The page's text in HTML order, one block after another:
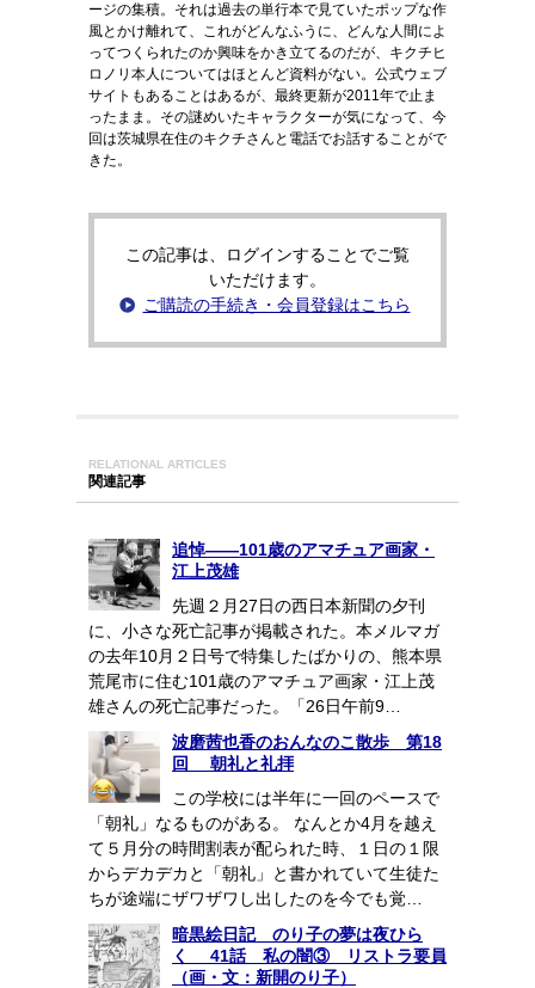
ージの集積。それは過去の単行本で見ていたポップな作
風とかけ離れて、これがどんなふうに、どんな人間によ
ってつくられたのか興味をかき立てるのだが、キクチヒ
ロノリ本人についてはほとんど資料がない。公式ウェブ
サイトもあることはあるが、最終更新が2011年で止ま
ったまま。その謎めいたキャラクターが気になって、今
回は茨城県在住のキクチさんと電話でお話することがで
きた。
この記事は、ログインすることでご覧
いただけます。
ご購読の手続き・会員登録はこちら
RELATIONAL ARTICLES
関連記事
追悼――101歳のアマチュア画家・
江上茂雄
先週２月27日の西日本新聞の夕刊
に、小さな死亡記事が掲載された。本メルマガ
の去年10月２日号で特集したばかりの、熊本県
荒尾市に住む101歳のアマチュア画家・江上茂
雄さんの死亡記事だった。「26日午前9…
波磨茜也香のおんなのこ散歩 第18
回 朝礼と礼拝
この学校には半年に一回のペースで
「朝礼」なるものがある。 なんとか4月を越え
て５月分の時間割表が配られた時、１日の１限
からデカデカと「朝礼」と書かれていて生徒た
ちが途端にザワザワし出したのを今でも覚…
暗黒絵日記 のり子の夢は夜ひら
く 41話 私の闇③ リストラ要員
（画・文：新開のり子）